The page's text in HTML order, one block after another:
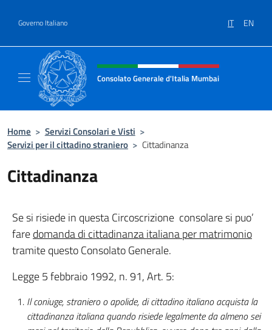
Governo Italiano IT EN
Intestazione sito, social e menù
Consolato Generale d'Italia Mumbai
Home > Servizi Consolari e Visti >
Servizi per il cittadino straniero > Cittadinanza
Cittadinanza
Se si risiede in questa Circoscrizione consolare si puo’
faredomanda di cittadinanza italiana per matrimonio
tramite questo Consolato Generale.
Legge 5 febbraio 1992, n. 91, Art. 5:
Il coniuge, straniero o apolide, di cittadino italiano acquista la
cittadinanza italiana quando risiede legalmente da almeno sei